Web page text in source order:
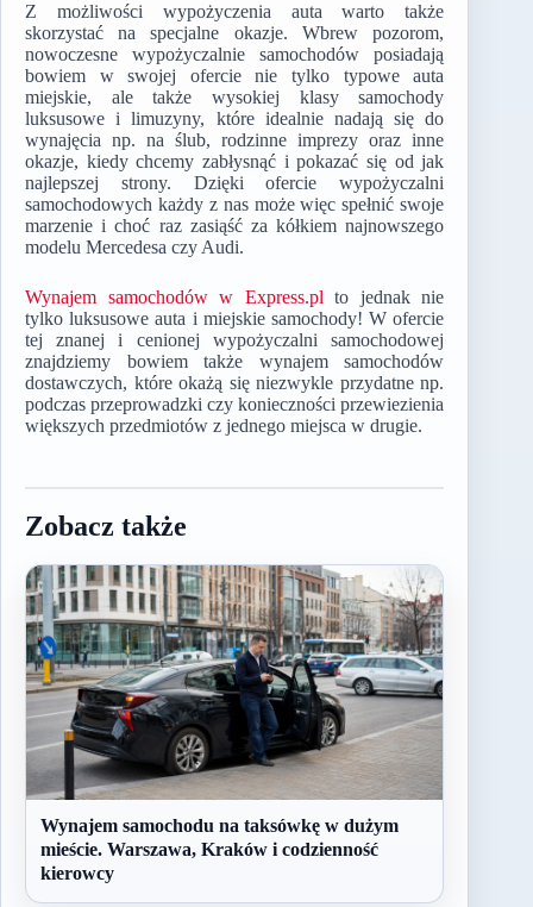
Z możliwości wypożyczenia auta warto także
skorzystać na specjalne okazje. Wbrew pozorom,
nowoczesne wypożyczalnie samochodów posiadają
bowiem w swojej ofercie nie tylko typowe auta
miejskie, ale także wysokiej klasy samochody
luksusowe i limuzyny, które idealnie nadają się do
wynajęcia np. na ślub, rodzinne imprezy oraz inne
okazje, kiedy chcemy zabłysnąć i pokazać się od jak
najlepszej strony. Dzięki ofercie wypożyczalni
samochodowych każdy z nas może więc spełnić swoje
marzenie i choć raz zasiąść za kółkiem najnowszego
modelu Mercedesa czy Audi.
Wynajem samochodów w Express.pl to jednak nie
tylko luksusowe auta i miejskie samochody! W ofercie
tej znanej i cenionej wypożyczalni samochodowej
znajdziemy bowiem także wynajem samochodów
dostawczych, które okażą się niezwykle przydatne np.
podczas przeprowadzki czy konieczności przewiezienia
większych przedmiotów z jednego miejsca w drugie.
Zobacz także
Wynajem samochodu na taksówkę w dużym
mieście. Warszawa, Kraków i codzienność
kierowcy